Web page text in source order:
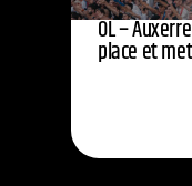
OL –
place et